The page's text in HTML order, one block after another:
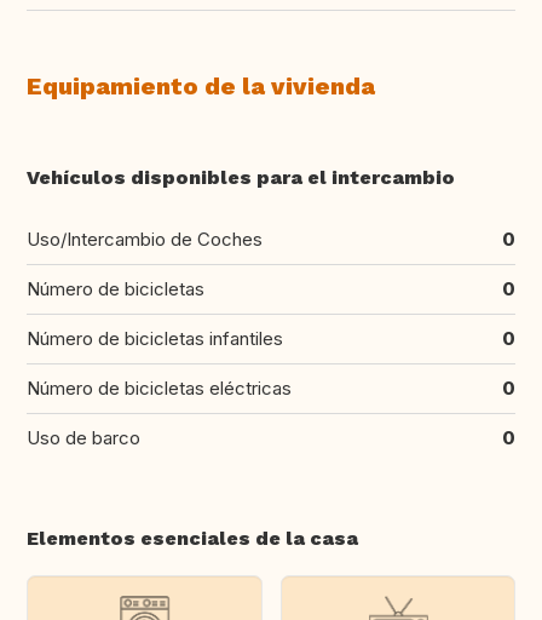
Equipamiento de la vivienda
Vehículos disponibles para el intercambio
Uso/Intercambio de Coches 0
Número de bicicletas 0
Número de bicicletas infantiles 0
Número de bicicletas eléctricas 0
Uso de barco 0
Elementos esenciales de la casa